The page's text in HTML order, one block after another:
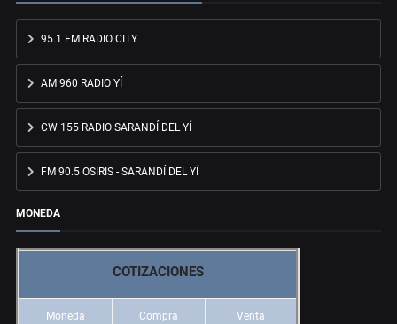
95.1 FM RADIO CITY
AM 960 RADIO YÍ
CW 155 RADIO SARANDÍ DEL YÍ
FM 90.5 OSIRIS - SARANDÍ DEL YÍ
MONEDA
COTIZACIONES
Moneda Compra Venta